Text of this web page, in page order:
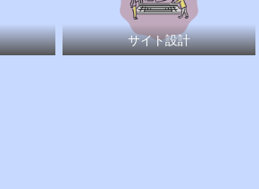
サイト設計